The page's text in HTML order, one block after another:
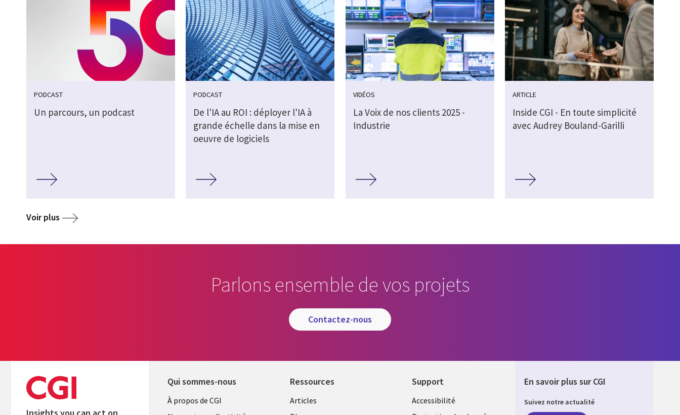
PODCAST
Un parcours, un podcast
PODCAST
De l'IA au ROI : déployer l'IA à
grande échelle dans la mise en
oeuvre de logiciels
VIDÉOS
La Voix de nos clients 2025 -
Industrie
ARTICLE
Inside CGI - En toute simplicité
avec Audrey Bouland-Garilli
Voir plus
Parlons ensemble de vos projets
contactez-nous
Insights you can act on
Qui sommes-nous
Useful
À propos de CGI
Ressources
Library
Articles
Support
Legal
Accessibilité
En savoir plus sur CGI
Suivez notre actualité